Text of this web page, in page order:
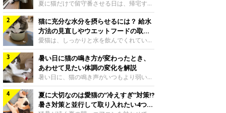
夏に猫だけで留守番させる日は、帰宅する
まで部屋が暑くなりすぎないか、水は足り
るかと気になる飼い主さんもいるでしょ
う。家の中なら安全と思っていても、日中
は室温が急に上がることがあります。留守
中の暑さから猫を守るために準備したいこ
とや、帰宅後に見たいサインなどについ
て、ねこのきもち獣医師相談室の岡本りさ
先生に伺いました。 留守中は室温が急に
上がることがあるねこのきもち投稿写真ギ
ャラリー夏の日中は、エアコンが切れると
室温が急に上昇する場合があります。猫は
猫に充分な水分を摂らせるには？ 給水
方法の見直しやウエットフードの取り
入れ方を解説
愛猫は、しっかりと水を飲んでくれていま
すか？ 夏場はエアコンで室内が涼しいこ
ともあり、猫があまり水を飲まないこと
も。積極的に水分を摂らせるためには、給
水方法を見直したり、フードから水分を摂
らせたりする方法があります。今回は獣医
師の重本仁先生に、猫に水分を摂らせるた
めにできるためできる工夫を教えていただ
暑い日に猫の鳴き方が変わったとき、
あわせて見たい体調の変化を解説
暑い日に、猫の鳴き声がいつもより弱い、
かすれる、しつこく鳴くなど、ふだんと違
って聞こえることがあります。 そんなと
き、あわせてどのような様子を確認したら
夏に大切なのは愛猫の“冷えすぎ”対策⁉
暑さ対策と並行して取り入れたい4つの